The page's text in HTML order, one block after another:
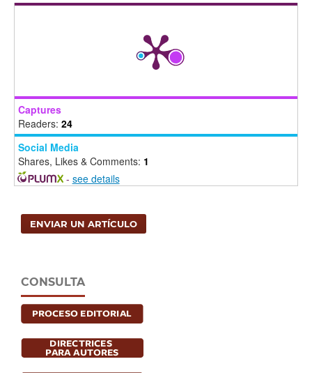
Captures
Readers: 24
Social Media
Shares, Likes & Comments: 1
- see details
ENVIAR UN ARTÍCULO
CONSULTA